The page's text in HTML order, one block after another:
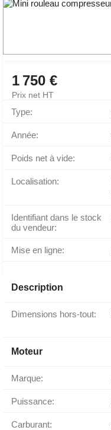
1 750 €
Prix net HT
Type:
Année:
Poids net à vide:
Localisation:
Identifiant dans le stock
du vendeur:
Mise en ligne:
Description
Dimensions hors-tout:
Moteur
Marque:
Puissance:
Carburant: